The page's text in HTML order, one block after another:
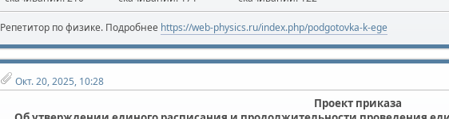
Репетитор по физике. Подробнее https://web-physics.ru/index.php/podgotovka-k-ege
Окт. 20, 2025, 10:28
Проект приказа